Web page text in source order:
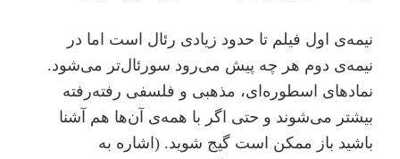
نیمه‌ی اول فیلم تا حدود زیادی رئال است اما در
نیمه‌ی دوم هر چه پیش می‌رود سورئال‌تر می‌شود.
نمادهای اسطوره‌ای، مذهبی و فلسفی رفته‌رفته
بیشتر می‌شوند و حتی اگر با همه‌ی آن‌ها هم آشنا
باشید باز ممکن است گیج شوید. (اشاره به